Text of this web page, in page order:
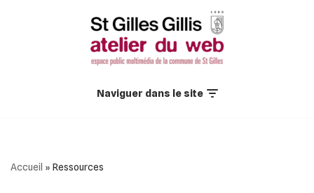
Naviguer dans le site
Accueil » Ressources